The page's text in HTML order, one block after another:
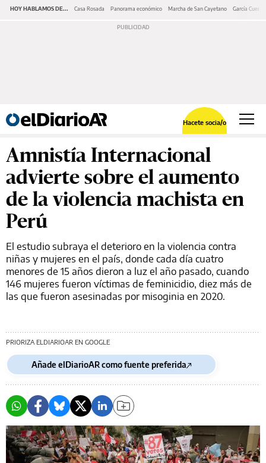
HOY HABLAMOS DE... Casa Rosada Panorama económico Marcha de San Cayetano García Cuerva
Hacete socia/o
Amnistía Internacional
advierte sobre el aumento
de la violencia machista en
Perú
El estudio subraya el deterioro en la violencia contra
niñas y mujeres en el país, donde cada día cuatro
menores de 15 años dieron a luz el año pasado, cuando
146 mujeres fueron víctimas de feminicidio, diez más de
las que fueron asesinadas por misoginia en 2020.
PRIORIZA ELDIARIOAR EN GOOGLE
Añade elDiarioAR como fuente preferida